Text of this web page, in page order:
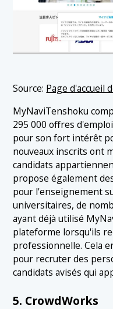
Source: Page d'accueil
MyNaviTenshoku
295 000 offres
pour son fort intérêt
nouveaux inscrits ont
candidats
propose également
pour l'enseignement
universitaires, de
ayant déjà utilisé
plateforme lorsqu'ils
professionnelle. Cela
pour recruter des
candidats avisés qui
5. CrowdWorks